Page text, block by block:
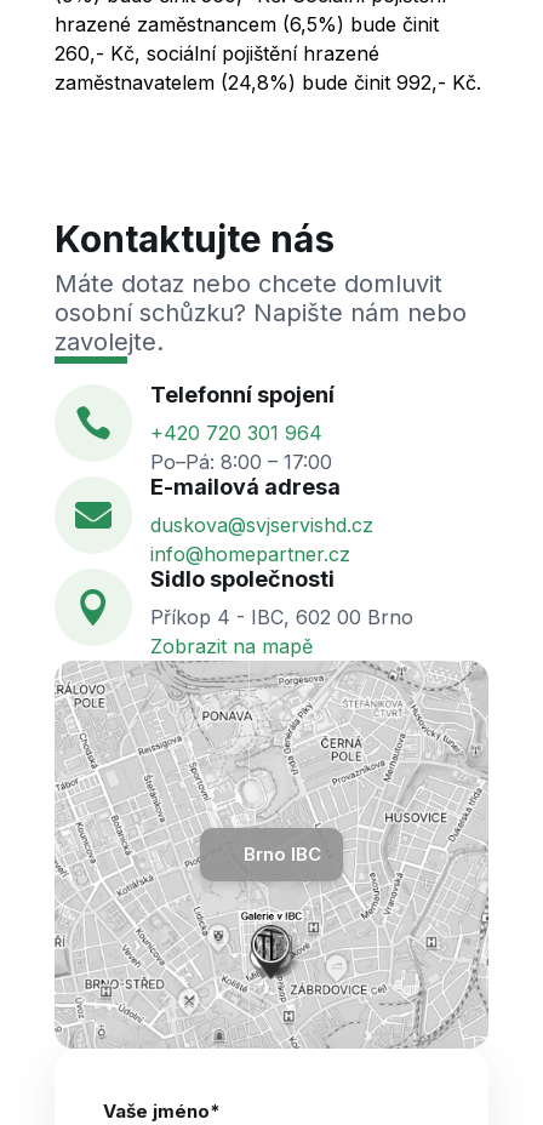
hrazené zaměstnancem (6,5%) bude činit
260,- Kč, sociální pojištění hrazené
zaměstnavatelem (24,8%) bude činit 992,- Kč.
Kontaktujte nás
Máte dotaz nebo chcete domluvit
osobní schůzku? Napište nám nebo
zavolejte.

Telefonní spojení
+420 720 301 964
Po–Pá: 8:00 – 17:00

E-mailová adresa
duskova@svjservishd.cz
info@homepartner.cz

Sidlo společnosti
Příkop 4 - IBC, 602 00 Brno
Zobrazit na mapě
Brno IBC
Vaše jméno*